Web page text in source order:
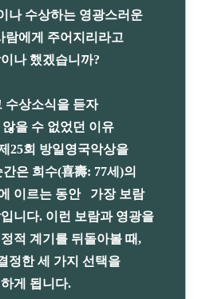
수상하는 영광스러운
람에게 주어지리라고
나 했겠습니까?
수상소식을 듣자
을 수 없었던 이유
25회 방일영국악상을
은 희수(喜壽: 77세)의
이르는 동안 가장 보람
니다. 이런 보람과 영광을
적 계기를 뒤돌아볼 때,
정한 세 가지 선택을
게 됩니다.